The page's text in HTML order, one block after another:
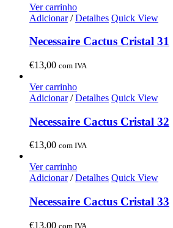
Ver carrinho
Adicionar/ Detalhes Quick View
Necessaire Cactus Cristal 31
€13,00 com IVA
Ver carrinho
Adicionar/ Detalhes Quick View
Necessaire Cactus Cristal 32
€13,00 com IVA
Ver carrinho
Adicionar/ Detalhes Quick View
Necessaire Cactus Cristal 33
€13,00 com IVA